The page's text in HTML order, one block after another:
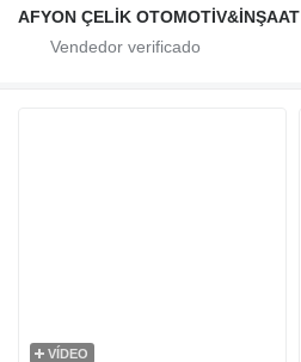
AFYON ÇELİK OTOMOTİV&İNŞAAT
VÍDEO